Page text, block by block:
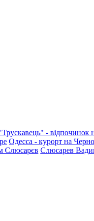
- відпочинок
Одесса - курорт на
Слюсарєв Слюсарев